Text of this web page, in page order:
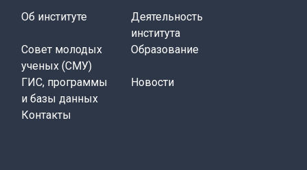
Об институте
Деятельность
института
Совет молодых
ученых (СМУ)
Образование
ГИС, программы
и базы данных
Новости
Контакты